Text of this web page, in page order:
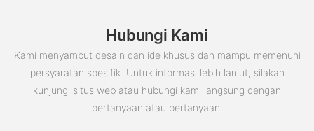
Hubungi Kami
Kami menyambut desain dan ide khusus dan mampu memenuhi
persyaratan spesifik. Untuk informasi lebih lanjut, silakan
kunjungi situs web atau hubungi kami langsung dengan
pertanyaan atau pertanyaan.